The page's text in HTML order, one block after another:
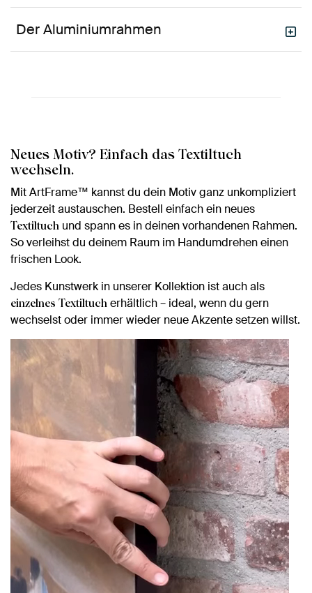
Der Aluminiumrahmen
Neues Motiv? Einfach das Textiltuch
wechseln.
Mit ArtFrame™ kannst du dein Motiv ganz unkompliziert
jederzeit austauschen. Bestell einfach ein neues
Textiltuch und spann es in deinen vorhandenen Rahmen.
So verleihst du deinem Raum im Handumdrehen einen
frischen Look.
Jedes Kunstwerk in unserer Kollektion ist auch als
einzelnes Textiltuch erhältlich – ideal, wenn du gern
wechselst oder immer wieder neue Akzente setzen willst.